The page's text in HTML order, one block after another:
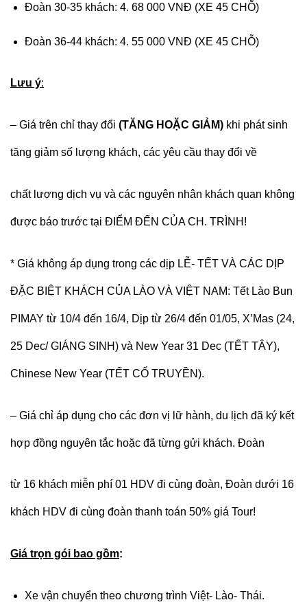
Đoàn 30-35 khách: 4. 68 000 VNĐ (XE 45 CHỖ)
Đoàn 36-44 khách: 4. 55 000 VNĐ (XE 45 CHỖ)
Lưu ý:
– Giá trên chỉ thay đổi (TĂNG HOẶC GIẢM) khi phát sinh
tăng giảm số lượng khách, các yêu cầu thay đổi về
chất lượng dịch vụ và các nguyên nhân khách quan không
được báo trước tại ĐIỂM ĐẾN CỦA CH. TRÌNH!
* Giá không áp dụng trong các dịp LỄ- TẾT VÀ CÁC DỊP
ĐẶC BIỆT KHÁCH CỦA LÀO VÀ VIỆT NAM: Tết Lào Bun
PIMAY từ 10/4 đến 16/4, Dịp từ 26/4 đến 01/05, X’Mas (24,
25 Dec/ GIÁNG SINH) và New Year 31 Dec (TẾT TÂY),
Chinese New Year (TẾT CỔ TRUYỀN).
– Giá chỉ áp dụng cho các đơn vị lữ hành, du lịch đã ký kết
hợp đồng nguyên tắc hoặc đã từng gửi khách. Đoàn
từ 16 khách miễn phí 01 HDV đi cùng đoàn, Đoàn dưới 16
khách HDV đi cùng đoàn thanh toán 50% giá Tour!
Giá trọn gói bao gồm:
Xe vận chuyển theo chương trình Việt- Lào- Thái.